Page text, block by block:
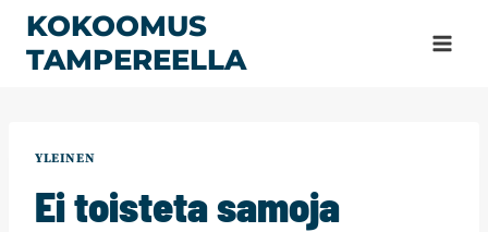
Siirry
sisältöön
KOKOOMUS
TAMPEREELLA
YLEINEN
Ei toisteta samoja